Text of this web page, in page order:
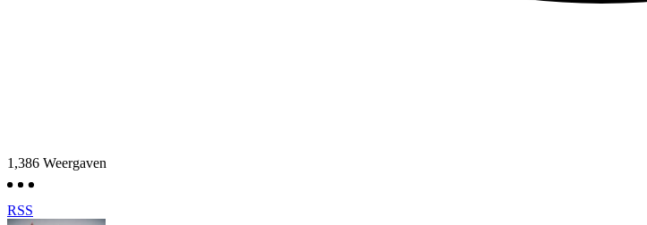
1,386 Weergaven
RSS